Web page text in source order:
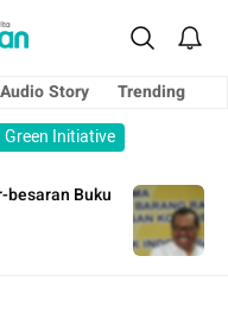
Audio Story
Trending
Green Initiative
besaran Buku